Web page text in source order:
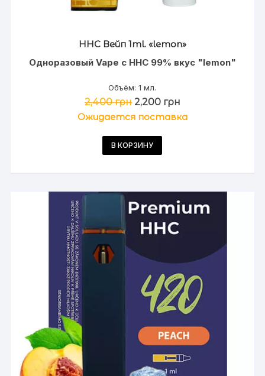
HHC Вейп 1ml. «lemon»
Одноразовый Vape с HHC 99% вкус "lemon"
Объём: 1 мл.
2,400грн Первоначальная
составляла
2,200 грнТекущая
2,200 грн.
Ожидается поставка
В КОРЗИНУ